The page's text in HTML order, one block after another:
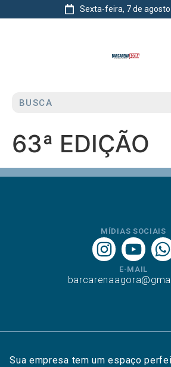
Sexta-feira, 7 de
63ª EDIÇÃO
MÍDIAS SOCIAIS
E-MAIL
Sua empresa tem um espaço